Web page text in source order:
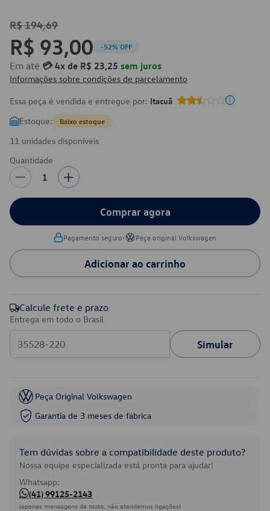
R$ 194,69
R$ 93,00 -52% OFF
Em até 💳 4x de R$ 23,25 sem juros
Informações sobre condições de parcelamento
Essa peça é vendida e entregue por: Itacuã
Estoque: Baixo estoque
11 unidades disponíveis
Quantidade
1
Comprar agora
Pagamento seguro• Peça original Volkswagen
Adicionar ao carrinho
Calcule frete e prazo
Entrega em todo o Brasil
Simular
Peça Original Volkswagen
Garantia de 3 meses de fábrica
Tem dúvidas sobre a compatibilidade deste produto?
Nossa equipe especializada está pronta para ajudar!
Whatsapp:
(41) 99125-2143
(apenas mensagens de texto, não atendemos ligações)